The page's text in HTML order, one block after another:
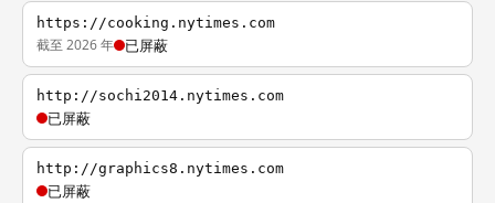
https://cooking.nytimes.com
截至 2026 年 已屏蔽
http://sochi2014.nytimes.com
已屏蔽
http://graphics8.nytimes.com
已屏蔽